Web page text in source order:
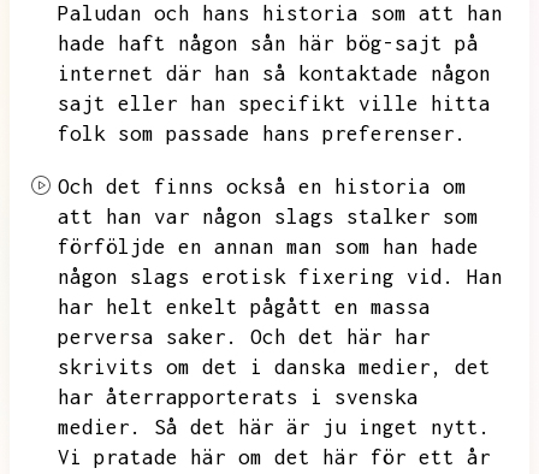
Paludan och hans historia som att han
hade haft någon sån här bög-sajt på
internet där han så kontaktade någon
sajt eller han specifikt ville hitta
folk som passade hans preferenser.
Och det finns också en historia om
att han var någon slags stalker som
förföljde en annan man som han hade
någon slags erotisk fixering vid.
Han
har helt enkelt pågått en massa
perversa saker.
Och det här har
skrivits om det i danska medier,
det
har återrapporterats i svenska
medier.
Så det här är ju inget nytt.
Vi pratade här om det här för ett år